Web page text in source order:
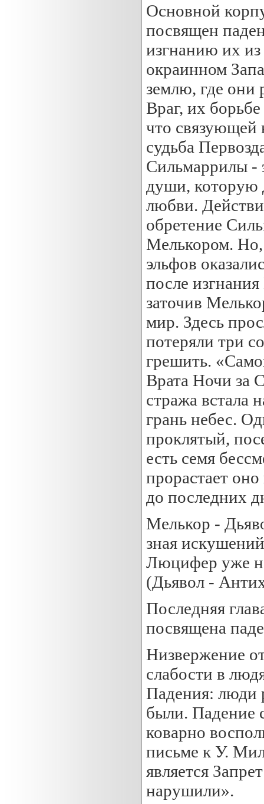
Основной
посвящен
изгнанию их
окраинном
землю, где они
Враг, их
что связующей
судьба
Сильмаррилы -
души, которую
любви.
обретение
Мелькором. Но,
эльфов
после
заточив
мир. Здесь
потеряли три
грешить.
Врата Ночи за
стража встала
грань небес.
проклятый,
есть семя
прорастает
до последних
Мелькор -
зная
Люцифер уже
(Дьявол -
Последняя
посвящена
Низвержение
слабости в
Падения: люди
были. Падение
коварно
письме к У.
является
нарушили».